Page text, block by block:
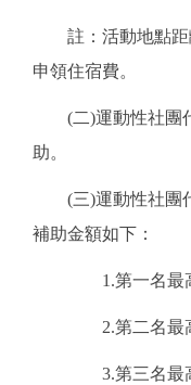
註：活動地點
申領住宿費。
(二)運動性社團
助。
(三)運動性社團
補助金額如下：
1.第一名最
2.第二名最
3.第三名最